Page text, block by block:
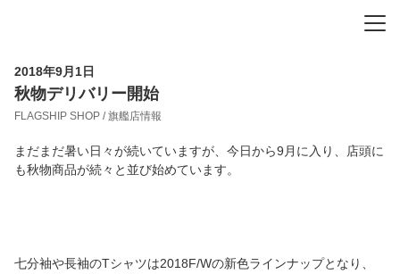
2018年9月1日
秋物デリバリー開始
FLAGSHIP SHOP / 旗艦店情報
まだまだ暑い日々が続いていますが、今日から9月に入り、店頭に
も秋物商品が続々と並び始めています。
七分袖や長袖のTシャツは2018F/Wの新色ラインナップとなり、